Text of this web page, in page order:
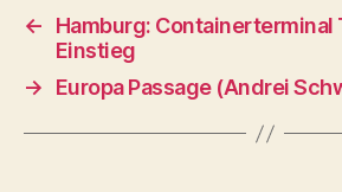
←
Hamburg: Containerterminal
Einstieg
→
Europa Passage (Andrei